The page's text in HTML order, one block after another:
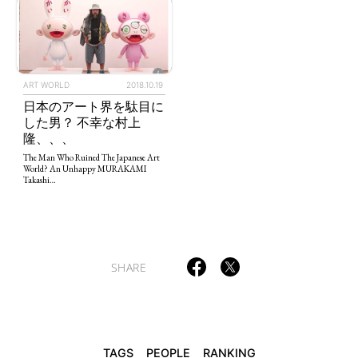
ART WORLD 2018.10.19
日本のアート界を駄目に
した男？ 不幸な村上
隆、、、
The Man Who Ruined The Japanese Art
World? An Unhappy MURAKAMI
Takashi…
SHARE
TAGS PEOPLE RANKING